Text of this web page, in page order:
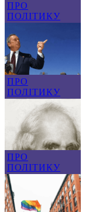
ПРО
ПОЛІТИКУ
ПРО
ПОЛІТИКУ
ПРО
ПОЛІТИКУ